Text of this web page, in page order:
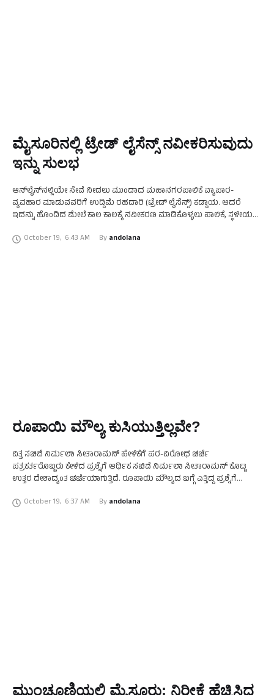
ಮೈಸೂರಿನಲ್ಲಿ ಟ್ರೇಡ್ ಲೈಸೆನ್ಸ್ ನವೀಕರಿಸುವುದು
ಇನ್ನು ಸುಲಭ
ಆನ್‌ಲೈನ್‌ನಲ್ಲಿಯೇ ಸೇವೆ ನೀಡಲು ಮುಂದಾದ ಮಹಾನಗರಪಾಲಿಕೆ ವ್ಯಾಪಾರ-
ವ್ಯವಹಾರ ಮಾಡುವವರಿಗೆ ಉದ್ದಿಮೆ ರಹದಾರಿ (ಟ್ರೇಡ್ ಲೈಸೆನ್ಸ್) ಕಡ್ಡಾಯ. ಆದರೆ
ಇದನ್ನು ಹೊಂದಿದ ಮೇಲೆ ಕಾಲ ಕಾಲಕ್ಕೆ ನವೀಕರಣ ಮಾಡಿಕೊಳ್ಳಲು ಪಾಲಿಕೆ, ಸ್ಥಳೀಯ
October 19, 6:43 AM By andolana
ರೂಪಾಯಿ ಮೌಲ್ಯ ಕುಸಿಯುತ್ತಿಲ್ಲವೇ?
ವಿತ್ತ ಸಚಿವೆ ನಿರ್ಮಲಾ ಸೀತಾರಾಮನ್ ಹೇಳಿಕೆಗೆ ಪರ-ವಿರೋಧ ಚರ್ಚೆ
ಪತ್ರಕರ್ತರೊಬ್ಬರು ಕೇಳಿದ ಪ್ರಶ್ನೆಗೆ ಆರ್ಥಿಕ ಸಚಿವೆ ನಿರ್ಮಲಾ ಸೀತಾರಾಮನ್ ಕೊಟ್ಟ
ಉತ್ತರ ದೇಶಾದ್ಯಂತ ಚರ್ಚೆಯಾಗುತ್ತಿದೆ. ರೂಪಾಯಿ ಮೌಲ್ಯದ ಬಗ್ಗೆ ಎತ್ತಿದ್ದ ಪ್ರಶ್ನೆಗೆ
October 19, 6:37 AM By andolana
ಮುಂಚೂಣಿಯಲ್ಲಿ ಮೈಸೂರು; ನಿರೀಕ್ಷೆ ಹೆಚ್ಚಿಸಿದ